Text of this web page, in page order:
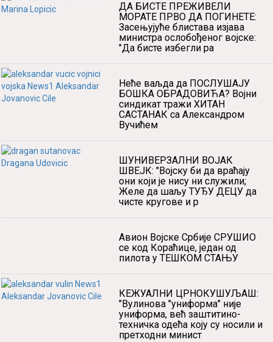
ДА БИСТЕ ПРЕЖИВЕЛИ
МОРАТЕ ПРВО ДА ПОГИНЕТЕ:
Засењујуће блистава изјава
министра ослобођеног војске:
"Да бисте избегли ра
Неће ваљда да ПОСЛУШАЈУ
БОШКА ОБРАДОВИЋА? Војни
синдикат тражи ХИТАН
САСТАНАК са Александром
Вучићем
ШУНИВЕРЗАЛНИ ВОЈАК
ШВЕЈК: "Војску би да враћају
они који је нису ни служили;
Желе да шаљу ТУЂУ ДЕЦУ да
чисте кругове и р
Авион Војске Србије СРУШИО
се код Кораћице, један од
пилота у ТЕШКОМ СТАЊУ
КЕЖУАЛНИ ЦРНОКУШУЉАШ:
"Вулинова "униформа" није
униформа, већ заштитино-
техничка одећа коју су носили и
претходни минист